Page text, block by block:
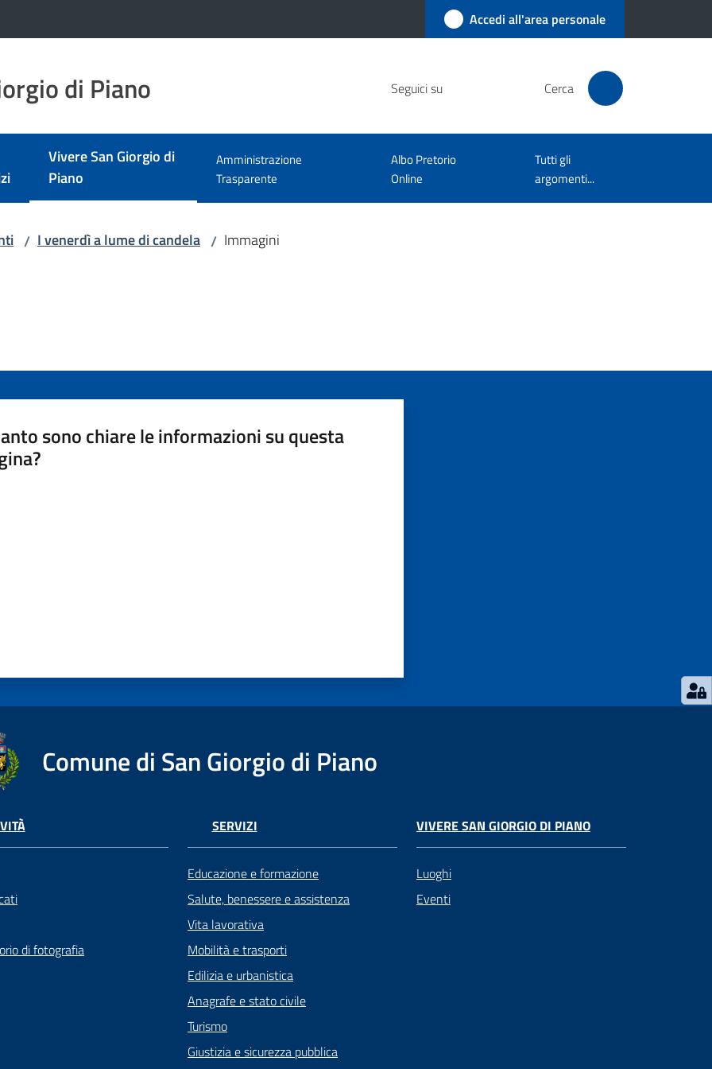
Accedi all'area personale
di Piano Seguici su Cerca
Vivere San Giorgio di
Piano
Menu selezionato
Amministrazione
Trasparente
Albo Pretorio
Online
Tutti gli
argomenti...
/ I venerdì a lume di candela / Immagini
sono chiare le informazioni su questa
Comune di San Giorgio di Piano
di fotografia
SERVIZI
Educazione e formazione
Salute, benessere e assistenza
Vita lavorativa
Mobilità e trasporti
Edilizia e urbanistica
Anagrafe e stato civile
Turismo
Giustizia e sicurezza pubblica
VIVERE SAN GIORGIO DI PIANO
Luoghi
Eventi